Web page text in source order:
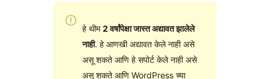
हे थीम2 वर्षांपेक्षा जास्त अद्यावत झालेले
नाही. हे आणखी अद्यावत केले नाही असे
असू शकते आणि हे सपोर्ट केले नाही असे
असू शकते आणि WordPress च्या